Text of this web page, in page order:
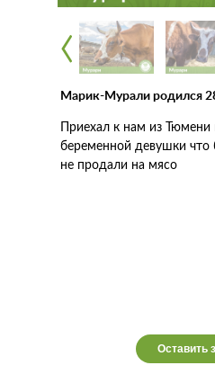
Приехал к нам из Тюмени
беременной девушки
не продали на мясо
Оставить
Марик-Мурали родился
‹
‹